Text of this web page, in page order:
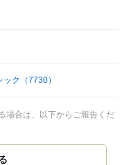
ック （7730）
場合は、以下からご報告くだ